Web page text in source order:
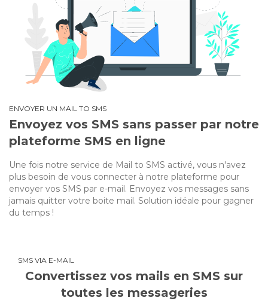
ENVOYER UN MAIL TO SMS
Envoyez vos SMS sans passer par notre
plateforme SMS en ligne
Une fois notre service de Mail to SMS activé, vous n'avez
plus besoin de vous connecter à notre plateforme pour
envoyer vos SMS par e-mail. Envoyez vos messages sans
jamais quitter votre boite mail. Solution idéale pour gagner
du temps !
SMS VIA E-MAIL
Convertissez vos mails en SMS sur
toutes les messageries